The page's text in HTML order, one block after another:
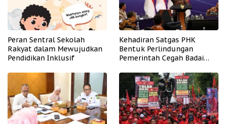
Peran Sentral Sekolah
Rakyat dalam Mewujudkan
Pendidikan Inklusif
Kehadiran Satgas PHK
Bentuk Perlindungan
Pemerintah Cegah Badai